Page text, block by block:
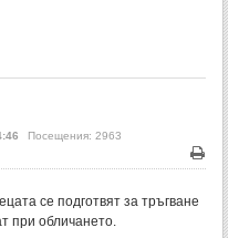
Посещения: 2963
Печат
се подготвят за тръгване
при обличането.